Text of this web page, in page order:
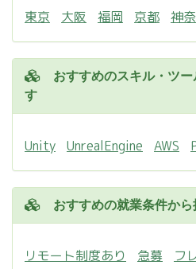
東京 大阪 福岡 京都 神
おすすめのスキル・ツ
す
Unity UnrealEngine AWS
おすすめの就業条件から
リモート制度あり 急募 フ